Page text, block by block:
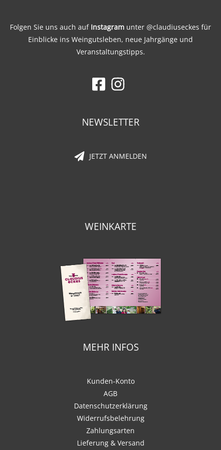
Folgen Sie uns auch auf Instagram unter @claudiuseckes für
Einblicke ins Weingutsleben, neue Jahrgänge und
Veranstaltungstipps.
NEWSLETTER
JETZT ANMELDEN
WEINKARTE
MEHR INFOS
Kunden-Konto
AGB
Datenschutzerklärung
Widerrufsbelehrung
Zahlungsarten
Lieferung & Versand